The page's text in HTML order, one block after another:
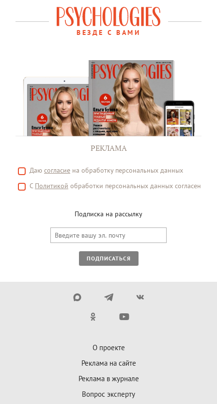
ВЕЗДЕ С ВАМИ
РЕКЛАМА
Даю согласие на обработку персональных данных
С Политикой обработки персональных данных согласен
Подписка на рассылку
ПОДПИСАТЬСЯ
О проекте
Реклама на сайте
Реклама в журнале
Вопрос эксперту